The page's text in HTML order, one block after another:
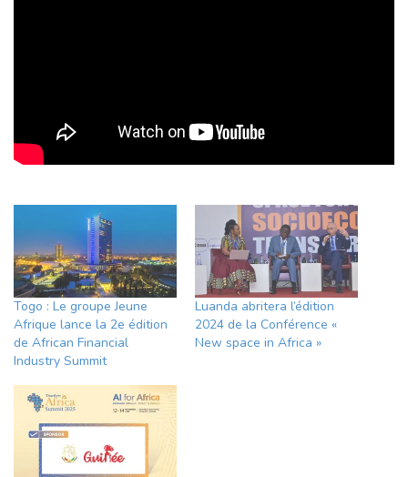
Togo : Le groupe Jeune
Afrique lance la 2e édition
de African Financial
Industry Summit
Luanda abritera l’édition
2024 de la Conférence «
New space in Africa »